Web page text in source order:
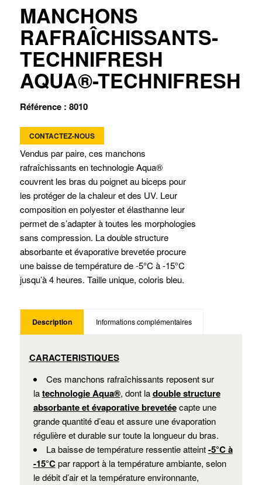
MANCHONS
RAFRAÎCHISSANTS-
TECHNIFRESH
AQUA®-TECHNIFRESH
Référence : 8010
CONTACTEZ-NOUS
Vendus par paire, ces manchons
rafraîchissants en technologie Aqua®
couvrent les bras du poignet au biceps pour
les protéger de la chaleur et des UV. Leur
composition en polyester et élasthanne leur
permet de s’adapter à toutes les morphologies
sans compression. La double structure
absorbante et évaporative brevetée procure
une baisse de température de -5°C à -15°C
jusqu’à 4 heures. Taille unique, coloris bleu.
Description Informations complémentaires
CARACTERISTIQUES
Ces manchons rafraîchissants reposent sur
latechnologie Aqua®, dont ladouble structure
absorbante et évaporative brevetéecapte une
grande quantité d’eau et assure une évaporation
régulière et durable sur toute la longueur du bras.
La baisse de température ressentie atteint-5°C à
-15°Cpar rapport à la température ambiante, selon
le débit d’air et la température environnante,